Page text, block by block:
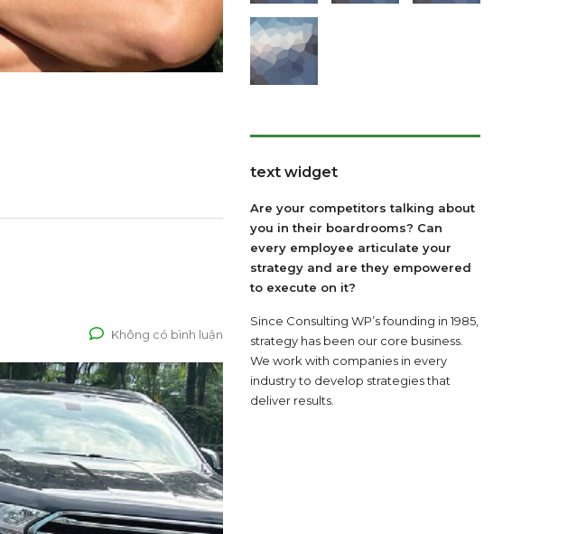
Không có bình luận
text widget
Are your competitors talking about
you in their boardrooms? Can
every employee articulate your
strategy and are they empowered
to execute on it?
Since Consulting WP’s founding in 1985,
strategy has been our core business.
We work with companies in every
industry to develop strategies that
deliver results.